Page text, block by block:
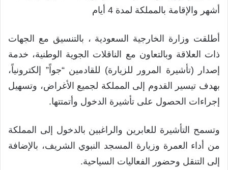
أشهر والإقامة بالمملكة لمدة 4 أيام
أطلقت وزارة الخارجية السعودية ، بالتنسيق مع الجهات
ذات العلاقة وبالتعاون مع الناقلات الجوية الوطنية، خدمة
إصدار (تأشيرة المرور للزيارة) للقادمين “جواً” إلكترونياً،
بهدف تيسير القدوم إلى المملكة لجميع الأغراض، وتسهيل
إجراءات الحصول على تأشيرة الدخول وأتمتتها.
وتسمح التأشيرة للعابرين والراغبين بالدخول إلى المملكة
من أداء العمرة وزيارة المسجد النبوي الشريف، بالإضافة
إلى التنقل وحضور الفعاليات السياحية.